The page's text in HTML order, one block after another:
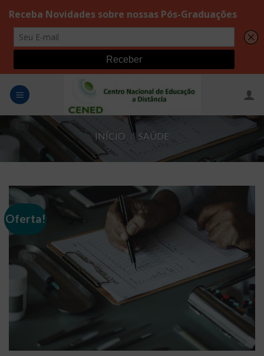
INÍCIO / SAÚDE
Oferta!